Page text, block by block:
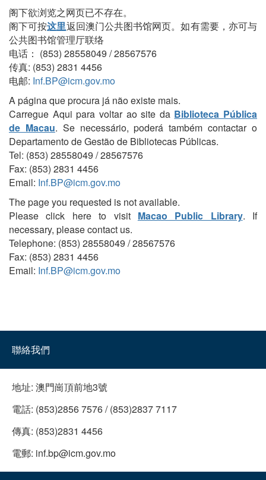
阁下欲浏览之网页已不存在。
阁下可按这里返回澳门公共图书馆网页。如有需要，亦可与
公共图书馆管理厅联络
电话： (853) 28558049 / 28567576
传真: (853) 2831 4456
电邮: Inf.BP@icm.gov.mo
A página que procura já não existe mais.
Carregue Aqui para voltar ao site da Biblioteca Pública
de Macau. Se necessário, poderá também contactar o
Departamento de Gestão de Bibliotecas Públicas.
Tel: (853) 28558049 / 28567576
Fax: (853) 2831 4456
Email: Inf.BP@icm.gov.mo
The page you requested is not available.
Please click here to visit Macao Public Library. If
necessary, please contact us.
Telephone: (853) 28558049 / 28567576
Fax: (853) 2831 4456
Email: Inf.BP@icm.gov.mo
聯絡我們
地址: 澳門崗頂前地3號
電話: (853)2856 7576 / (853)2837 7117
傳真: (853)2831 4456
電郵: inf.bp@icm.gov.mo